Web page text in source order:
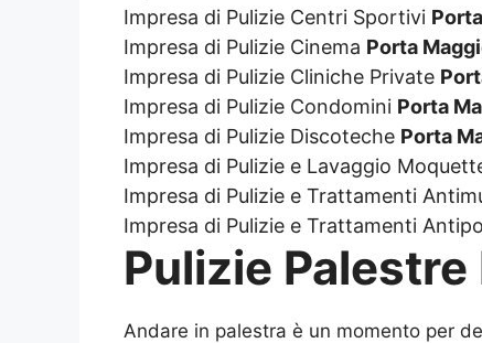
Impresa di Pulizie Centri Sportivi
Impresa di Pulizie Cinema Porta
Impresa di Pulizie Cliniche Private
Impresa di Pulizie Condomini Porta
Impresa di Pulizie Discoteche Porta
Impresa di Pulizie e Lavaggio
Impresa di Pulizie e Trattamenti
Impresa di Pulizie e Trattamenti
Pulizie
Andare in palestra è un momento per